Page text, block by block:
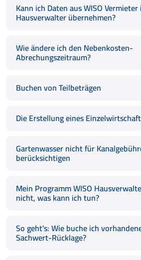
Kann ich Daten aus WISO Vermieter
Hausverwalter übernehmen?
Wie ändere ich den Nebenkosten-
Abrechungszeitraum?
Buchen von Teilbeträgen
Die Erstellung eines
Gartenwasser nicht für
berücksichtigen
Mein Programm WISO
nicht, was kann ich tun?
So geht's: Wie buche ich
Sachwert-Rücklage?